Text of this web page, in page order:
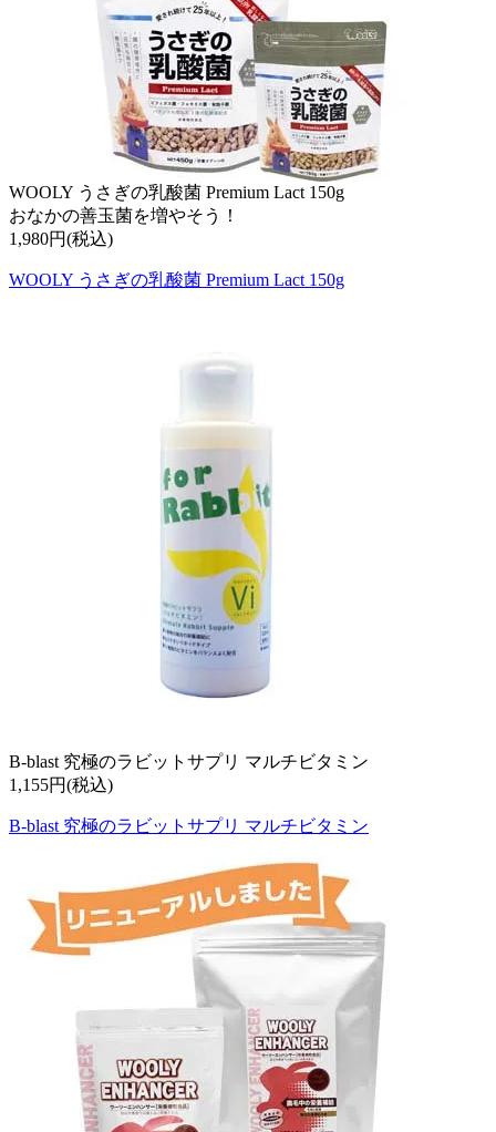
WOOLY うさぎの乳酸菌 Premium Lact 150g
おなかの善玉菌を増やそう！
1,980円(税込)
WOOLY うさぎの乳酸菌 Premium Lact 150g
B-blast 究極のラビットサプリ マルチビタミン
1,155円(税込)
B-blast 究極のラビットサプリ マルチビタミン